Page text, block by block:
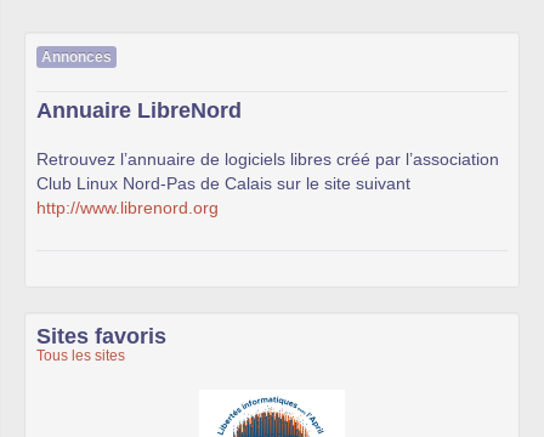
Annonces
Annuaire LibreNord
Retrouvez l’annuaire de logiciels libres créé par l’association
Club Linux Nord-Pas de Calais sur le site suivant
http://www.librenord.org
Sites favoris
Tous les sites